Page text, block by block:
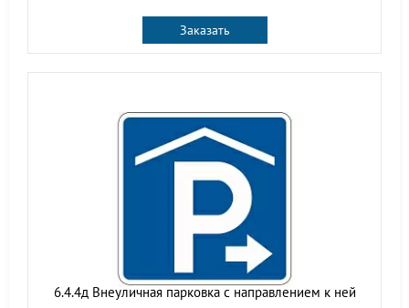
Заказать
6.4.4д Внеуличная парковка с направлением к ней